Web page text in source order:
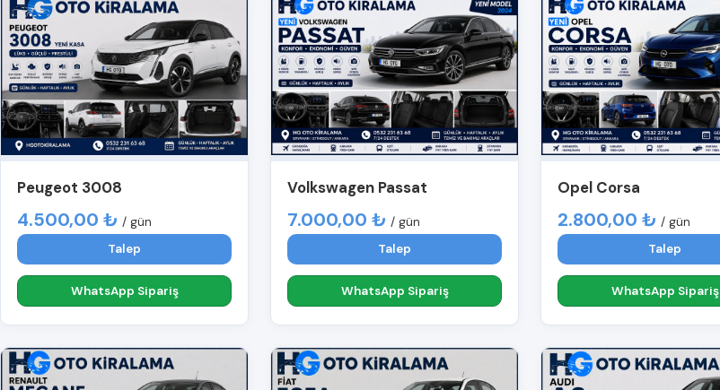
Peugeot 3008
4.500,00 ₺ / gün
Talep
WhatsApp Sipariş
Volkswagen Passat
7.000,00 ₺ / gün
Talep
WhatsApp Sipariş
Opel Corsa
2.800,00 ₺ / gün
Talep
WhatsApp Sipariş